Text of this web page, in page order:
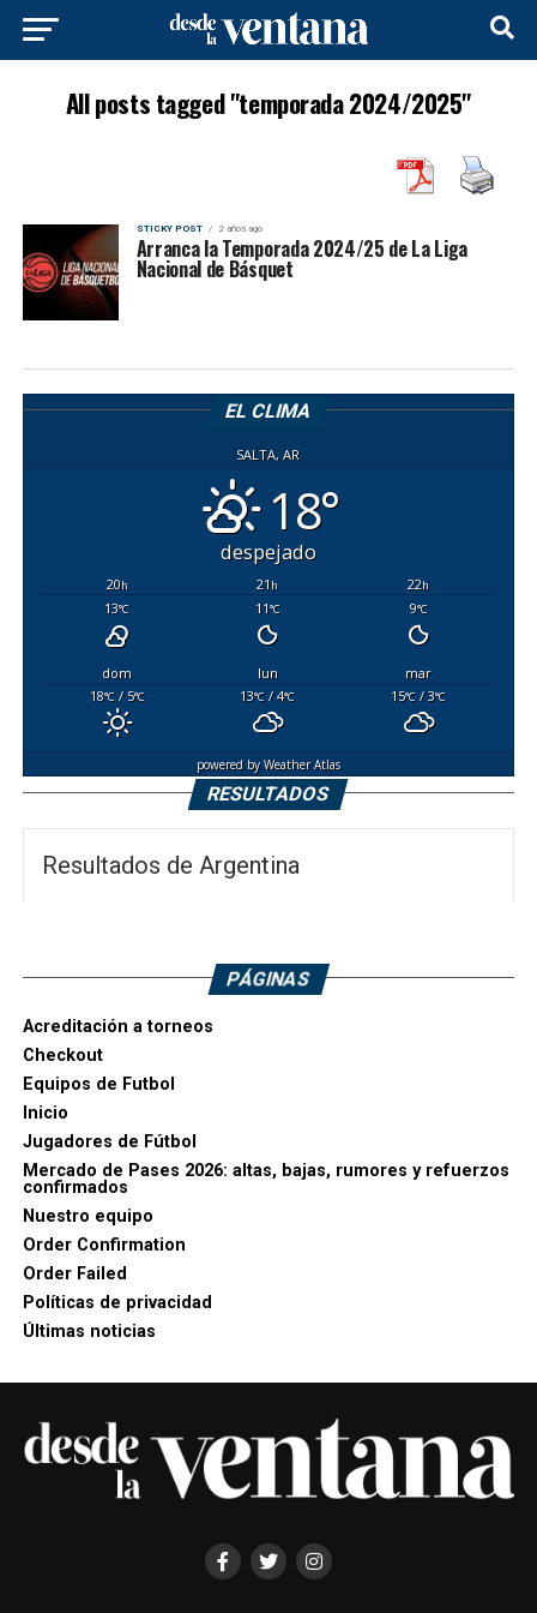
All posts tagged "temporada 2024/2025"
STICKY POST 2 años ago
Arranca la Temporada 2024/25 de La Liga
Nacional de Básquet
EL CLIMA
SALTA, AR
18°
despejado
20h 21h 22h
13°C 11°C 9°C
dom lun
mar
18°C/ 5°C 13°C / 4°C 15°C / 3°C
powered byWeather Atlas
RESULTADOS
Resultados de Argentina
PÁGINAS
Acreditación a torneos
Checkout
Equipos de Futbol
Inicio
Jugadores de Fútbol
Mercado de Pases 2026: altas, bajas, rumores y refuerzos
confirmados
Nuestro equipo
Order Confirmation
Order Failed
Políticas de privacidad
Últimas noticias